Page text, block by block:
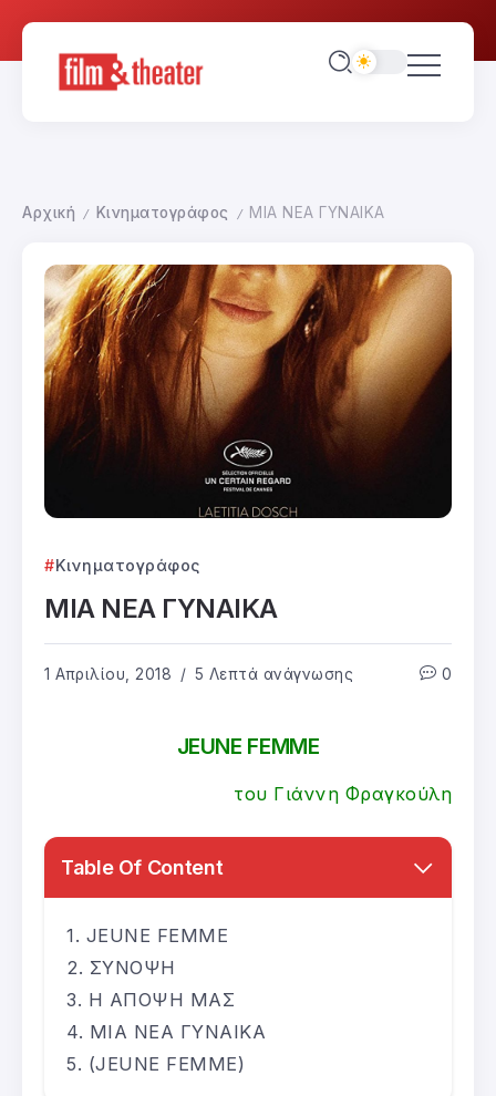
Αρχική / Κινηματογράφος / ΜΙΑ ΝΕΑ ΓΥΝΑΙΚΑ
Κινηματογράφος
ΜΙΑ ΝΕΑ ΓΥΝΑΙΚΑ
1 Απριλίου, 2018 5 Λεπτά ανάγνωσης 0
JEUNE FEMME
του Γιάννη Φραγκούλη
Table Of Content
JEUNE FEMME
ΣΥΝΟΨΗ
Η ΑΠΟΨΗ ΜΑΣ
ΜΙΑ ΝΕΑ ΓΥΝΑΙΚΑ
(JEUNE FEMME)